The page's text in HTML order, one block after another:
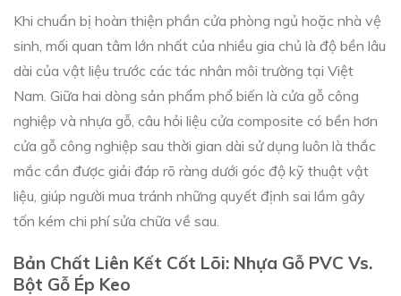
Khi chuẩn bị hoàn thiện phần cửa phòng ngủ hoặc nhà vệ
sinh, mối quan tâm lớn nhất của nhiều gia chủ là độ bền lâu
dài của vật liệu trước các tác nhân môi trường tại Việt
Nam. Giữa hai dòng sản phẩm phổ biến là cửa gỗ công
nghiệp và nhựa gỗ, câu hỏi liệu cửa composite có bền hơn
cửa gỗ công nghiệp sau thời gian dài sử dụng luôn là thắc
mắc cần được giải đáp rõ ràng dưới góc độ kỹ thuật vật
liệu, giúp người mua tránh những quyết định sai lầm gây
tốn kém chi phí sửa chữa về sau.
Bản Chất Liên Kết Cốt Lõi: Nhựa Gỗ PVC Vs.
Bột Gỗ Ép Keo